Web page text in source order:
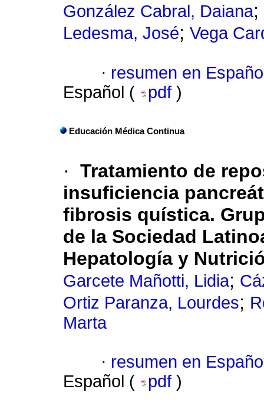
González Cabral, Daiana;
Ledesma, José; Vega
· resumen en
Español (
pdf )
Educación Médica Continua
· Tratamiento de
insuficiencia
fibrosis quística.
de la Sociedad
Hepatología y
Garcete Mañotti, Lidia;
Ortiz Paranza, Lourdes;
Marta
· resumen en
Español (
pdf )